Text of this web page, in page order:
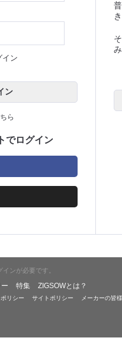
イン
ン
ら
でログイン
インが必要です。
特集 ZIGSOWとは？
リシー サイトポリシー
メーカーの皆